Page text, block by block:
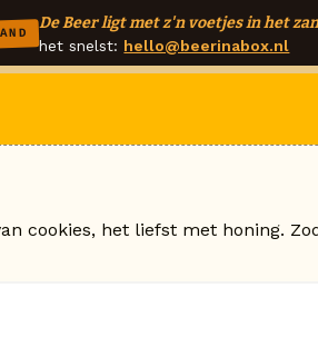
De Beer ligt met z'n voetjes in het
het snelst: hello@beerinabox.nl
cookies, het liefst met honing.